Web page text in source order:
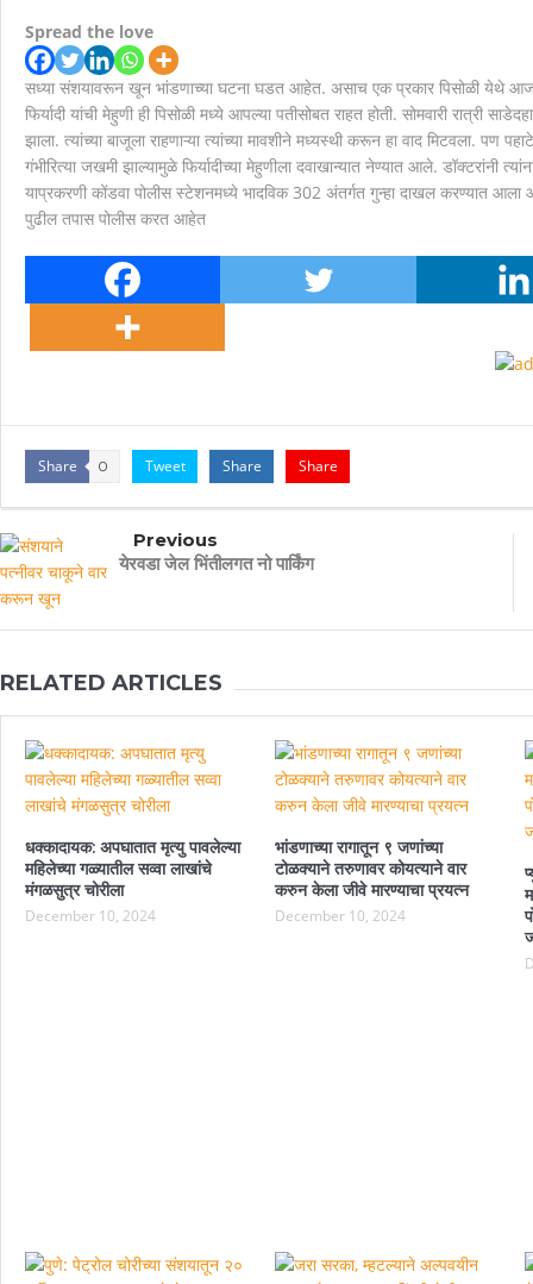
मानवाला आदराने व सन्मानाने जगण्याचा अधिकार म्हणजे
Spread the love
सध्या संशयावरून खून भांडणाच्या घटना घडत आहेत. असाच एक प्रकार पिसोळी येथे आज
फिर्यादी यांची मेहुणी ही पिसोळी मध्ये आपल्या पतीसोबत राहत होती. सोमवारी रात्री
झाला. त्यांच्या बाजूला राहणाऱ्या त्यांच्या मावशीने मध्यस्थी करून हा वाद मिटवला. पण
गंभीरित्या जखमी झाल्यामुळे फिर्यादीच्या मेहुणीला दवाखान्यात नेण्यात आले. डॉक्टरांनी
याप्रकरणी कोंडवा पोलीस स्टेशनमध्ये भादविक 302 अंतर्गत गुन्हा दाखल करण्यात आला
पुढील तपास पोलीस करत आहेत
Share 0 Tweet Share Share
Previous
येरवडा जेल भिंतीलगत नो पार्किंग
RELATED ARTICLES
धक्कादायक: अपघातात मृत्यु पावलेल्या
महिलेच्या गळ्यातील सव्वा लाखांचे
मंगळसुत्र चोरीला
December 10, 2024
भांडणाच्या रागातून ९ जणांच्या
टोळक्याने तरुणावर कोयत्याने वार
करुन केला जीवे मारण्याचा प्रयत्न
December 10, 2024